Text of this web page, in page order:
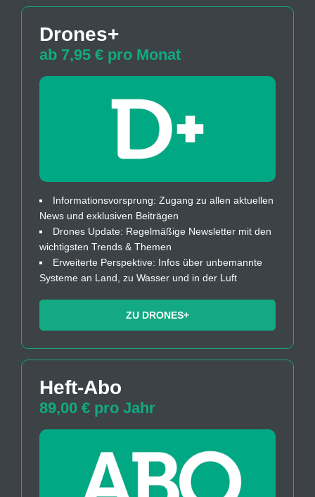
Drones+
ab 7,95 € pro Monat
Informationsvorsprung: Zugang zu allen aktuellen
News und exklusiven Beiträgen
Drones Update: Regelmäßige Newsletter mit den
wichtigsten Trends & Themen
Erweiterte Perspektive: Infos über unbemannte
Systeme an Land, zu Wasser und in der Luft
ZU DRONES+
Heft-Abo
89,00 € pro Jahr